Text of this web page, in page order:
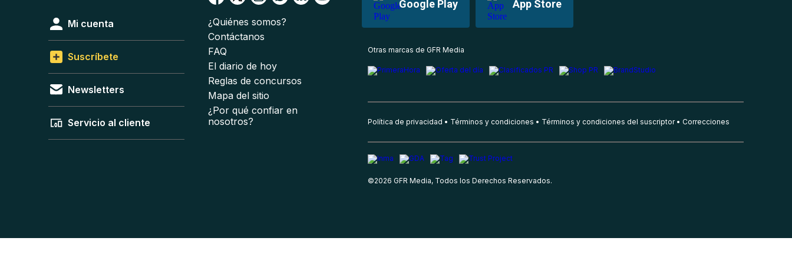
Google Play App Store
Mi cuenta
Suscríbete
Newsletters
Servicio al cliente
¿Quiénes somos?
Contáctanos
FAQ
El diario de hoy
Reglas de concursos
Mapa del sitio
¿Por qué confiar en
nosotros?
Otras marcas de GFR Media
Política de privacidad Términos y condiciones Términos y condiciones del suscriptor Correcciones
©2026 GFR Media, Todos los Derechos Reservados.